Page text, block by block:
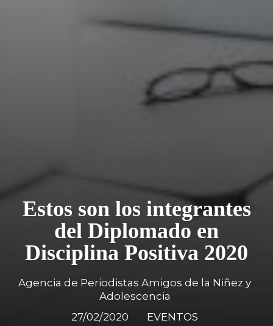
Estos son los integrantes
del Diplomado en
Disciplina Positiva 2020
Agencia de Periodistas Amigos de la Niñez y
Adolescencia
27/02/2020 EVENTOS